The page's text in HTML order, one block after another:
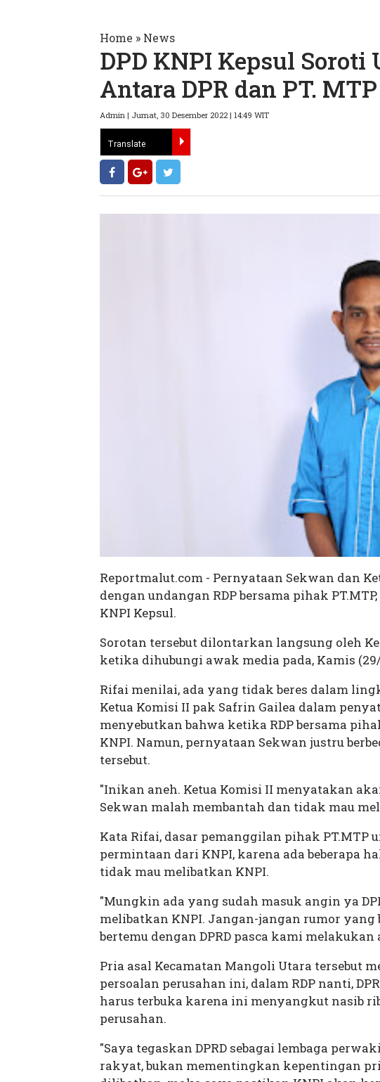
Home » News
DPD KNPI Kepsul Soroti
Antara DPR dan PT. MTP
Admin | Jumat, 30 Desember 2022 | 14:49 WIT
Reportmalut.com - Pernyataan Sekwan dan
dengan undangan RDP bersama pihak
KNPI Kepsul.
Sorotan tersebut dilontarkan langsung oleh
ketika dihubungi awak media pada, Kamis
Rifai menilai, ada yang tidak beres dalam
Ketua Komisi II pak Safrin Gailea dalam
menyebutkan bahwa ketika RDP bersama
KNPI. Namun, pernyataan Sekwan justru
tersebut.
"Inikan aneh. Ketua Komisi II menyatakan
Sekwan malah membantah dan tidak mau
Kata Rifai, dasar pemanggilan pihak PT.MTP
permintaan dari KNPI, karena ada beberapa
tidak mau melibatkan KNPI.
"Mungkin ada yang sudah masuk angin ya
melibatkan KNPI. Jangan-jangan rumor yang
bertemu dengan DPRD pasca kami
Pria asal Kecamatan Mangoli Utara tersebut
persoalan perusahan ini, dalam RDP nanti,
harus terbuka karena ini menyangkut nasib
perusahan.
"Saya tegaskan DPRD sebagai lembaga
rakyat, bukan mementingkan kepentingan